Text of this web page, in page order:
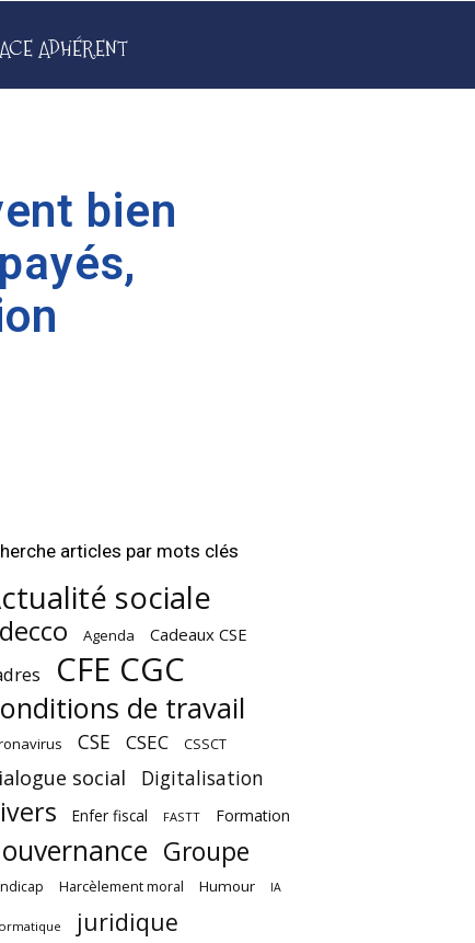
ADHÉRENT
bien
articles par mots clés
sociale
Agenda Cadeaux CSE
CFE CGC
de travail
CSE CSEC CSSCT
social Digitalisation
Enfer fiscal FASTT Formation
Groupe
Harcèlement moral Humour IA
juridique